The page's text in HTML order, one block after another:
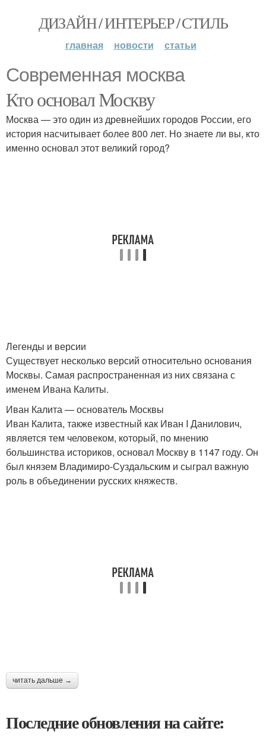
ДИЗАЙН / ИНТЕРЬЕР / СТИЛЬ
главная новости статьи
Современная москва
Кто основал Москву
Москва — это один из древнейших городов России, его
история насчитывает более 800 лет. Но знаете ли вы, кто
именно основал этот великий город?
Легенды и версии
Существует несколько версий относительно основания
Москвы. Самая распространенная из них связана с
именем Ивана Калиты.
Иван Калита — основатель Москвы
Иван Калита, также известный как Иван I Данилович,
является тем человеком, который, по мнению
большинства историков, основал Москву в 1147 году. Он
был князем Владимиро-Суздальским и сыграл важную
роль в объединении русских княжеств.
читать дальше →
Последние обновления на сайте: